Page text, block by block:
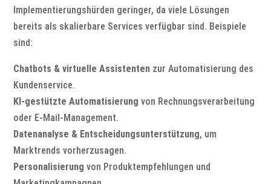
Implementierungshürden geringer, da viele Lösungen
bereits als skalierbare Services verfügbar sind. Beispiele
sind:
Chatbots & virtuelle Assistenten zur Automatisierung des
Kundenservice.
KI-gestützte Automatisierung von Rechnungsverarbeitung
oder E-Mail-Management.
Datenanalyse & Entscheidungsunterstützung, um
Marktrends vorherzusagen.
Personalisierung von Produktempfehlungen und